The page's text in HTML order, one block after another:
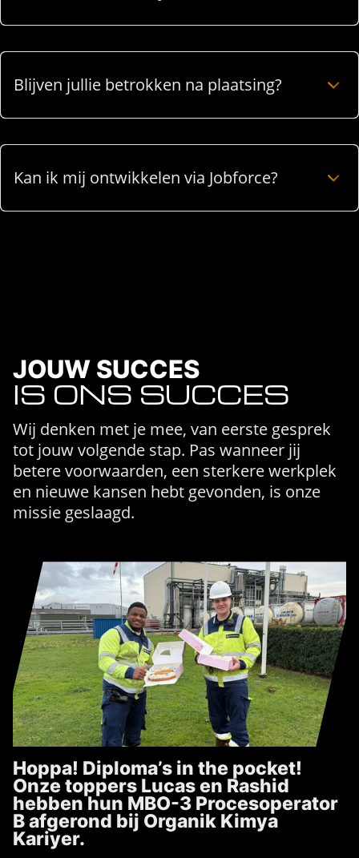
Blijven jullie betrokken na plaatsing?
Kan ik mij ontwikkelen via Jobforce?
JOUW SUCCES
IS ONS SUCCES
Wij denken met je mee, van eerste gesprek
tot jouw volgende stap. Pas wanneer jij
betere voorwaarden, een sterkere werkplek
en nieuwe kansen hebt gevonden, is onze
missie geslaagd.
Hoppa! Diploma’s in the pocket!
Onze toppers Lucas en Rashid
hebben hun MBO-3 Procesoperator
B afgerond bij Organik Kimya
Kariyer.